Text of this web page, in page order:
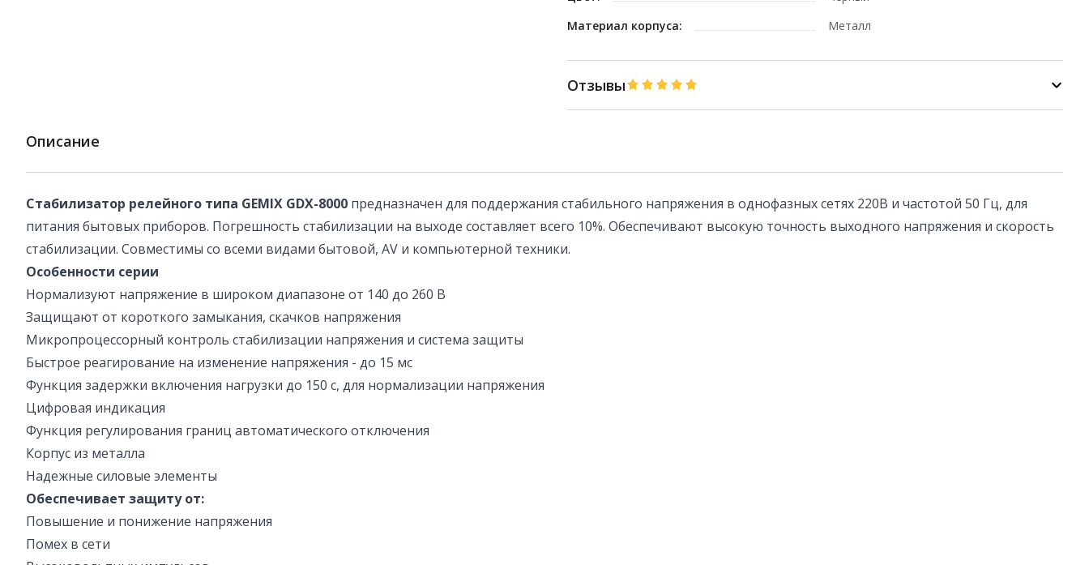
Материал корпуса:
Металл
Отзывы
Описание
Стабилизатор релейного типа GEMIX GDX-8000 предназначен для поддержания стабильного напряжения в однофазных сетях 220В и частотой 50 Гц, для
питания бытовых приборов. Погрешность стабилизации на выходе составляет всего 10%. Обеспечивают высокую точность выходного напряжения и скорость
стабилизации. Совместимы со всеми видами бытовой, AV и компьютерной техники.
Особенности серии
Нормализуют напряжение в широком диапазоне от 140 до 260 В
Защищают от короткого замыкания, скачков напряжения
Микропроцессорный контроль стабилизации напряжения и система защиты
Быстрое реагирование на изменение напряжения - до 15 мс
Функция задержки включения нагрузки до 150 с, для нормализации напряжения
Цифровая индикация
Функция регулирования границ автоматического отключения
Корпус из металла
Надежные силовые элементы
Обеспечивает защиту от:
Повышение и понижение напряжения
Помех в сети